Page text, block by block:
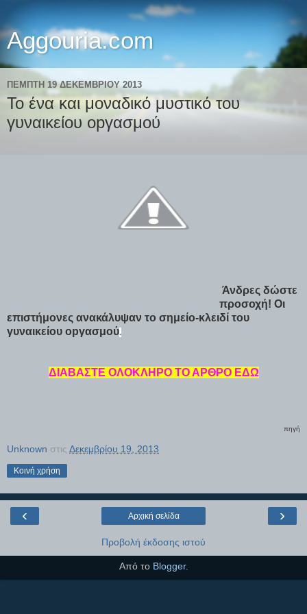
Aggouria.com
ΠΈΜΠΤΗ 19 ΔΕΚΕΜΒΡΊΟΥ 2013
Το ένα και μοναδικό μυστικό του
γυναικείου οpγασμού
Άνδρες δώστε
προσοχή! Οι
επιστήμονες ανακάλυψαν το σημείο-κλειδί του
γυναικείου οpγασμού.
ΔΙΑΒΑΣΤΕ ΟΛΟΚΛΗΡΟ ΤΟ ΑΡΘΡΟ ΕΔΩ
πηγή
Unknown στις Δεκεμβρίου 19, 2013
Κοινή χρήση
‹ ›
Αρχική σελίδα
Προβολή έκδοσης ιστού
Από το Blogger.